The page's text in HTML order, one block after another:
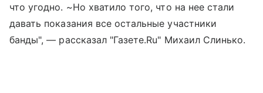
что угодно. ~Но хватило того, что на нее стали
давать показания все остальные участники
банды", — рассказал "Газете.Ru" Михаил Слинько.